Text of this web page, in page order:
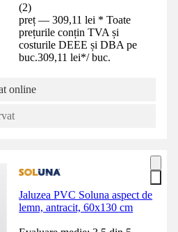
(2)
preț — 309,11 lei * Toate
prețurile conțin TVA și
costurile DEEE și DBA pe
buc.309,11 lei*/ buc.
online
Jaluzea PVC Soluna aspect de
lemn, antracit, 60x130 cm